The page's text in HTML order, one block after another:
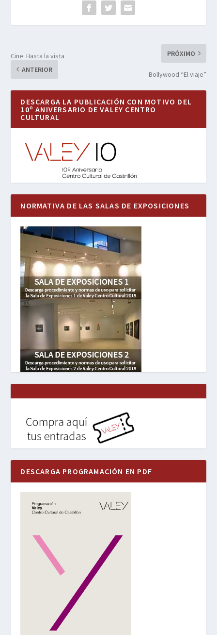
Cine: Hasta la vista
ANTERIOR
PRÓXIMO
Bollywood “El viaje”
DESCARGA LA PUBLICACIÓN CON MOTIVO DEL
10º ANIVERSARIO DE VALEY CENTRO
CULTURAL
NORMATIVA DE LAS SALAS DE EXPOSICIONES
DESCARGA PROGRAMACIÓN EN PDF